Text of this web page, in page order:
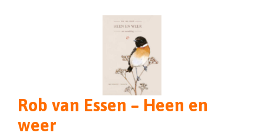
Rob van Essen – Heen en
weer